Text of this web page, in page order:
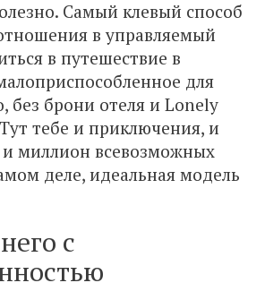
Самый клевый способ
в управляемый
в путешествие в
для
без брони отеля и Lonely
тебе и приключения, и
миллион всевозможных
деле, идеальная модель
с